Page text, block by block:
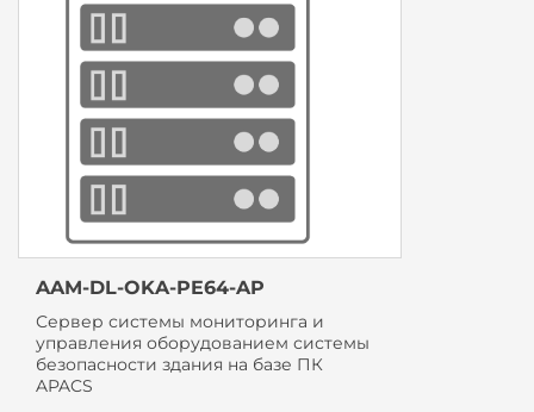
AAM-DL-OKA-PE64-AP
Сервер системы мониторинга и
управления оборудованием системы
безопасности здания на базе ПК
APACS